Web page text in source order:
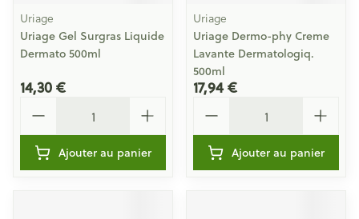
Uriage
Uriage Gel Surgras Liquide
Dermato 500ml
14,30 €
Ajouter au panier
Uriage
Uriage Dermo-phy Creme
Lavante Dermatologiq.
500ml
17,94 €
Ajouter au panier